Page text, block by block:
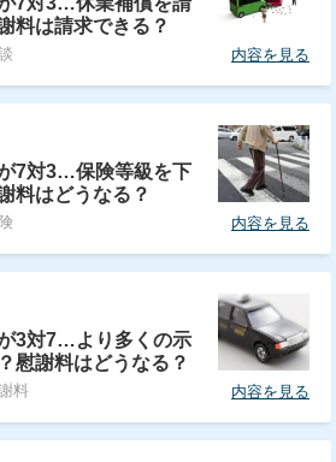
料は請求できる？
内容を見る
7対3…保険等級を下
料はどうなる？
内容を見る
3対7…より多くの示
慰謝料はどうなる？
料 内容を見る